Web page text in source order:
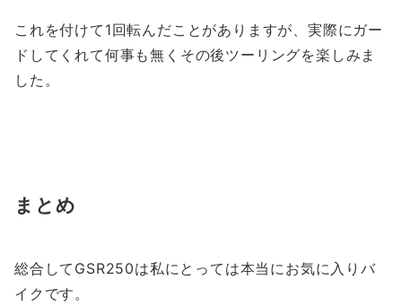
これを付けて1回転んだことがありますが、実際にガー
ドしてくれて何事も無くその後ツーリングを楽しみま
した。
まとめ
総合してGSR250は私にとっては本当にお気に入りバ
イクです。